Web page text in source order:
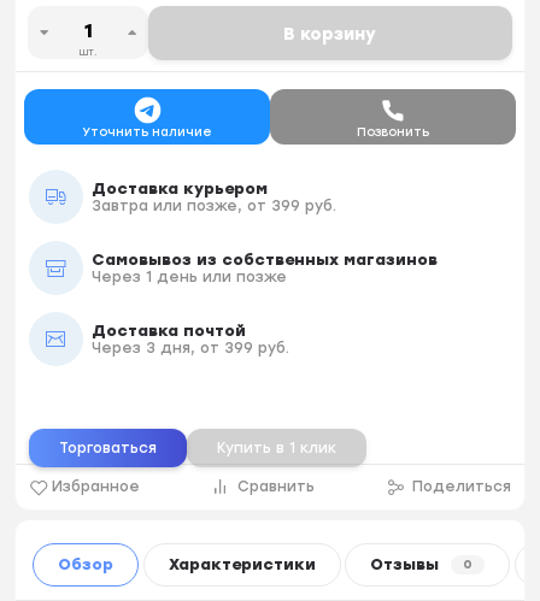
шт.
В корзину
Уточнить наличие Позвонить
Доставка курьером
Завтра или позже, от 399 руб.
Самовывоз из собственных магазинов
Через 1 день или позже
Доставка почтой
Через 3 дня, от 399 руб.
Избранное Сравнить Поделиться
Торговаться Купить в 1 клик
Обзор Характеристики Отзывы 0